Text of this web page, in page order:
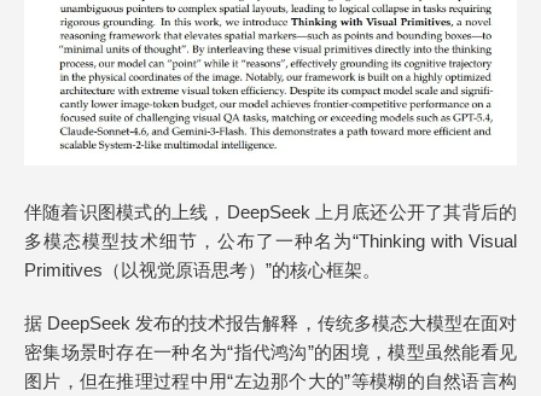
伴随着识图模式的上线，DeepSeek 上月底还公开了其背后的
多模态模型技术细节，公布了一种名为“Thinking with Visual
Primitives（以视觉原语思考）”的核心框架。
据 DeepSeek 发布的技术报告解释，传统多模态大模型在面对
密集场景时存在一种名为“指代鸿沟”的困境，模型虽然能看见
图片，但在推理过程中用“左边那个大的”等模糊的自然语言构